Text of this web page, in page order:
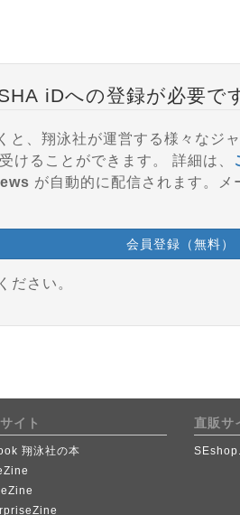
iDへの登録が必要で
、翔泳社が運営する様々なジ
参加、会員特典などのサービスを受けることができます。 詳細は、
が自動的に配信されます。
会員登録（無料）
ださい。
イト
翔泳社の本
直販サ